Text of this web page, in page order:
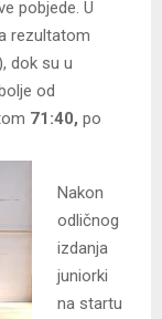
pobjede. U
rezultatom
dok su u
od
71:40, po
Nakon
odličnog
izdanja
juniorki
na startu